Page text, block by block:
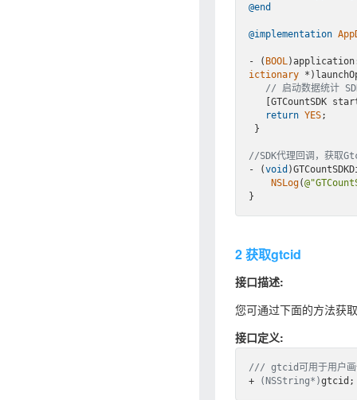
@end
@implementation
- ( BOOL
ictionary
// 启动数据统计
[GTCountSDK
return YES;
//SDK代理回调，获取
- (void
NSLog(
2 获取gtcid
接口描述:
您可通过下面的方法获
接口定义:
/// gtcid可用于用户画
+
(NSString*)